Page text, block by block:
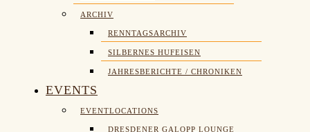
ARCHIV
RENNTAGSARCHIV
SILBERNES HUFEISEN
JAHRESBERICHTE / CHRONIKEN
EVENTS
EVENTLOCATIONS
DRESDENER GALOPP LOUNGE